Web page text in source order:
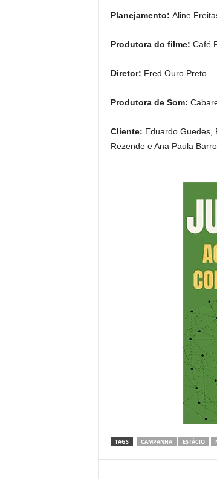
Planejamento: Aline
Produtora do filme: Café
Diretor: Fred Ouro Preto
Produtora de Som:
Cliente: Eduardo Guedes,
Rezende e Ana Paula
TAGS CAMPANHA ESTÁCIO